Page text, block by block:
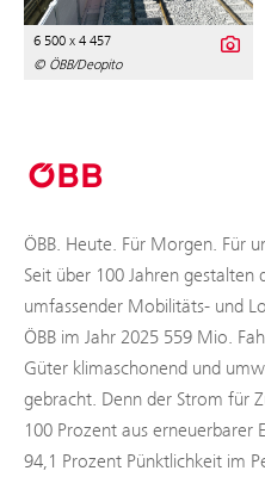
6 500 x 4 457
© ÖBB/Deopito
ÖBB. Heute. Für Morgen. Für
Seit über 100 Jahren gestalten
umfassender Mobilitäts- und
ÖBB im Jahr 2025 559 Mio.
Güter klimaschonend und
gebracht. Denn der Strom für
100 Prozent aus erneuerbarer
94,1 Prozent Pünktlichkeit im